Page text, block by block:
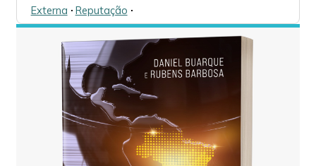
Externa 🞌 Reputação 🞌